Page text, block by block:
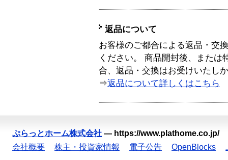
返品について
お客様のご都合による返品・交
ください。 商品開封後、または
合、返品・交換はお受けいたし
⇒返品について詳しくはこちら
ぷらっとホーム株式会社 — https://www.plathome.co.jp/
会社概要
株主・投資家情報 電子公告 OpenBlocks